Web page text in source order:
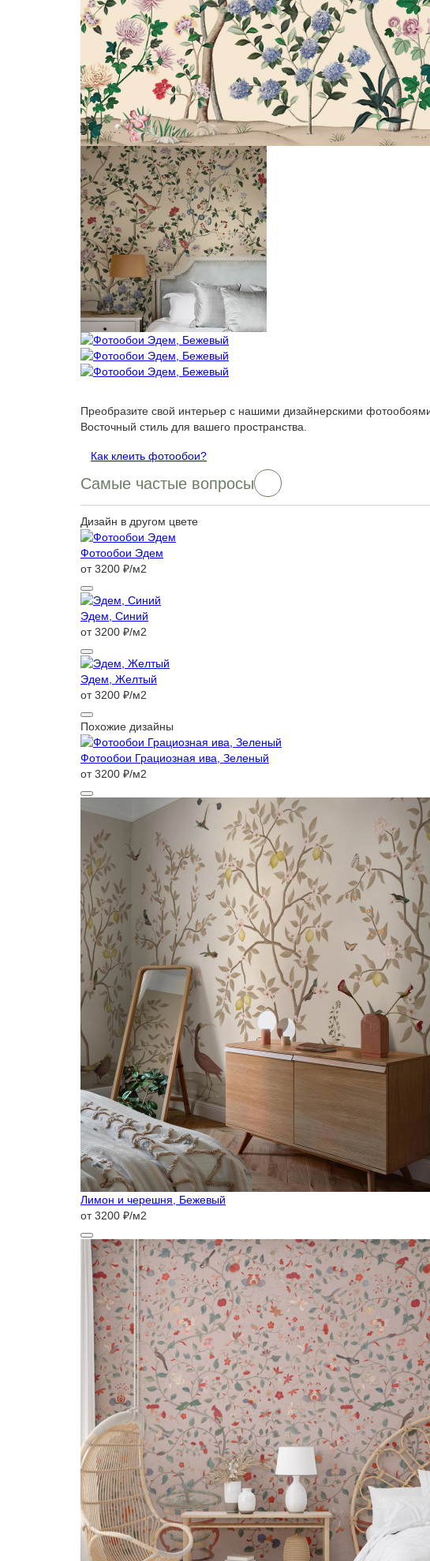
Преобразите свой интерьер с нашими дизайнерскими
Восточный стиль для вашего пространства.
Как клеить фотообои?
Самые частые вопросы
Дизайн в другом цвете
Фотообои Эдем
от 3200 ₽/м2
Эдем, Синий
от 3200 ₽/м2
Эдем, Желтый
от 3200 ₽/м2
Похожие дизайны
Фотообои Грациозная ива, Зеленый
от 3200 ₽/м2
Лимон и черешня, Бежевый
от 3200 ₽/м2